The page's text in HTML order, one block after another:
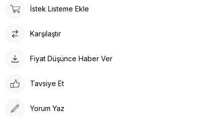
İstek Listeme Ekle
Karşılaştır
Fiyat Düşünce Haber Ver
Tavsiye Et
Yorum Yaz